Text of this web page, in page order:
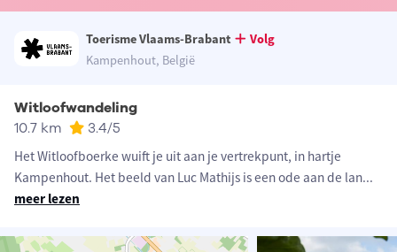
Toerisme Vlaams-Brabant
Volg
Kampenhout, België
Witloofwandeling
10.7 km 3.4/5
Het Witloofboerke wuift je uit aan je vertrekpunt, in hartje
Kampenhout. Het beeld van Luc Mathijs is een ode aan de lan...
meer lezen